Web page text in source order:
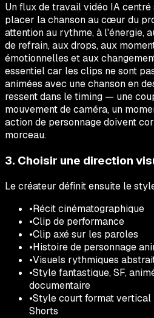
Un flux de travail vidéo IA
placer la chanson au cœur du
attention au rythme, à l'énergie,
de refrain, aux drops, aux
émotionnelles et aux
essentiel car les clips ne sont
animées avec une chanson en
ressent dans le timing — une
mouvement de caméra, un
action de personnage doivent
morceau.
3. Choisir une direction
Le créateur définit ensuite le
•Récit cinématographique
•Clip de performance
•Clip axé sur les paroles
•Histoire de personnage
•Visuels rythmiques
•Style fantastique, SF,
documentaire
•Style court format vertical
Shorts